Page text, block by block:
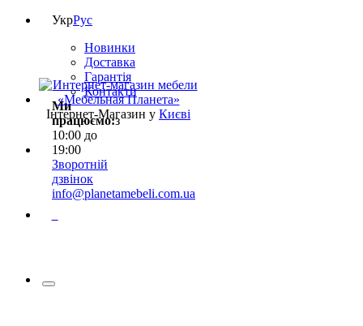
УкрРус
Новинки
Доставка
Гарантія
Контакти
Ми
працюємо:з
10:00 до
19:00
Зворотній
дзвінок
info@planetamebeli.com.ua
Інтернет-Магазин у Києві